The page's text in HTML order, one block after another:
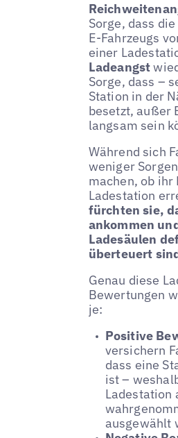
Sorge, dass
E-Fahrzeugs
einer
Ladeangst
Sorge, dass –
Station in der
besetzt, außer
langsam sein
Während sich
weniger
machen, ob ihr
Ladestation
fürchten sie,
ankommen
Ladesäulen
überteuert
Genau diese
Bewertungen
je:
Positive
versichern
dass eine
ist –
Ladestation
ausgewählt